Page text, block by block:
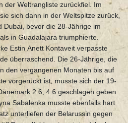
der Weltrangliste zurückfiel. Im
sich dann in der Weltspitze zurück,
Dubai, bevor die 28-Jährige im
in Guadalajara triumphierte.
Estin Anett Kontaveit verpasste
überraschend. Die 26-Jährige, die
den vergangenen Monaten bis auf
vorgerückt ist, musste sich der 19-
2:6, 4:6 geschlagen geben.
Sabalenka musste ebenfalls hart
unterliefen der Belarussin gegen